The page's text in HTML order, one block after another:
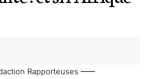
Rapporteuses